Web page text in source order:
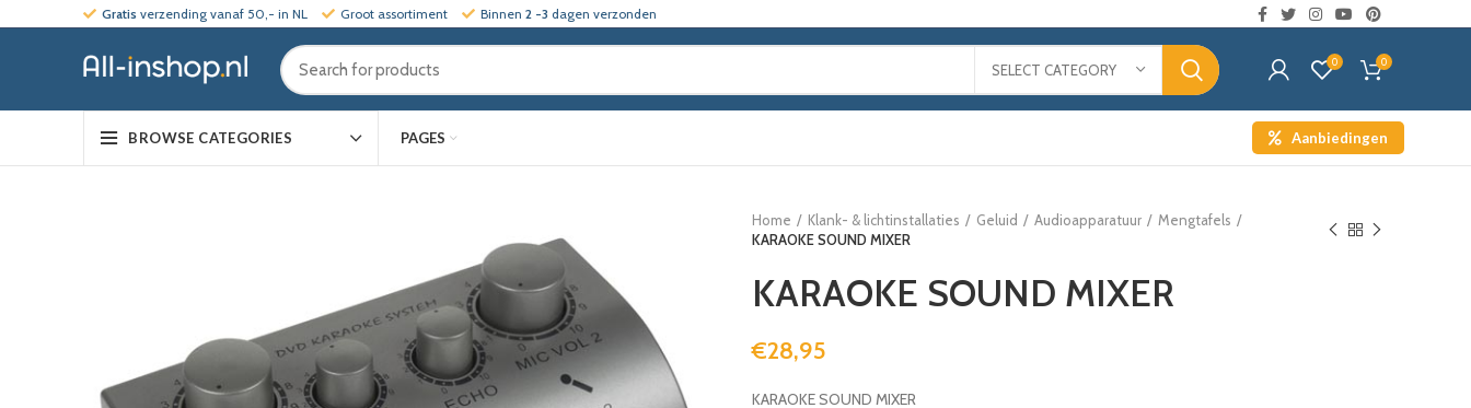
Gratis verzending vanaf 50,- in NL Groot assortiment Binnen 2 -3 dagen verzonden
SELECT CATEGORY 0 0
BROWSE CATEGORIES PAGES Aanbiedingen
Home Klank- & lichtinstallaties Geluid Audioapparatuur
Mengtafels
KARAOKE SOUND MIXER
KARAOKE SOUND MIXER
€28,95
KARAOKE SOUND MIXER